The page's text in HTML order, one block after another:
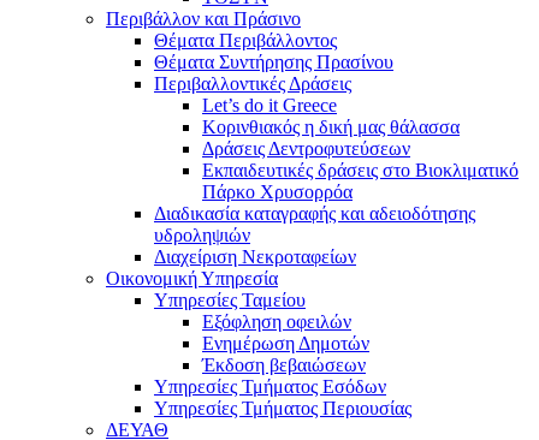
Περιβάλλον και Πράσινο
Θέματα Περιβάλλοντος
Θέματα Συντήρησης Πρασίνου
Περιβαλλοντικές Δράσεις
Let’s do it Greece
Kορινθιακός η δική μας θάλασσα
Δράσεις Δεντροφυτεύσεων
Εκπαιδευτικές δράσεις στο Βιοκλιματικό
Πάρκο Χρυσορρόα
Διαδικασία καταγραφής και αδειοδότησης
υδροληψιών
Διαχείριση Νεκροταφείων
Οικονομική Υπηρεσία
Υπηρεσίες Ταμείου
Εξόφληση οφειλών
Ενημέρωση Δημοτών
Έκδοση βεβαιώσεων
Υπηρεσίες Τμήματος Εσόδων
Υπηρεσίες Τμήματος Περιουσίας
ΔΕΥΑΘ